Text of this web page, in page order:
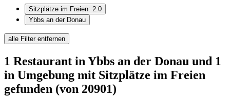
Sitzplätze im Freien: 2.0
Ybbs an der Donau
alle Filter entfernen
1 Restaurant in Ybbs an der Donau und 1
in Umgebung mit Sitzplätze im Freien
gefunden (von 20901)